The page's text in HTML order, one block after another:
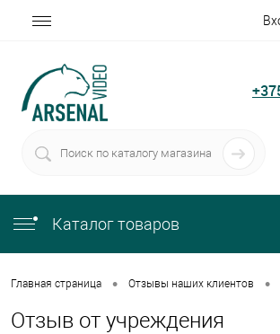
Каталог товаров
Главная страница • Отзывы наших клиентов •
Отзыв от учреждения